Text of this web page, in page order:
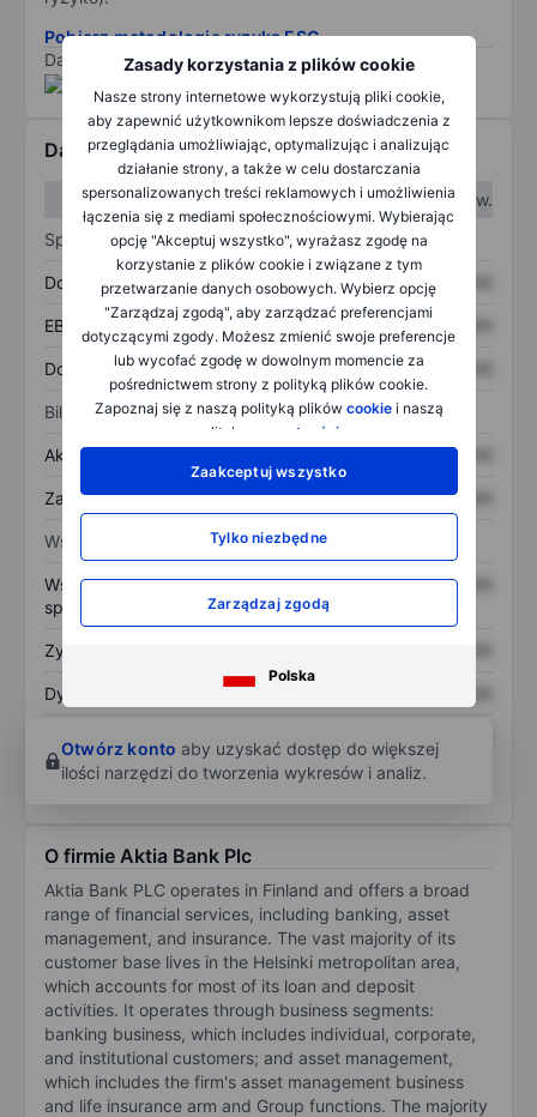
Zasady korzystania z plików cookie
Nasze strony internetowe wykorzystują pliki cookie,
aby zapewnić użytkownikom lepsze doświadczenia z
przeglądania umożliwiając, optymalizując i analizując
działanie strony, a także w celu dostarczania
spersonalizowanych treści reklamowych i umożliwienia
łączenia się z mediami społecznościowymi. Wybierając
opcję "Akceptuj wszystko", wyrażasz zgodę na
korzystanie z plików cookie i związane z tym
przetwarzanie danych osobowych. Wybierz opcję
"Zarządzaj zgodą", aby zarządzać preferencjami
dotyczącymi zgody. Możesz zmienić swoje preferencje
lub wycofać zgodę w dowolnym momencie za
pośrednictwem strony z polityką plików cookie.
Zapoznaj się z naszą polityką plików cookiei naszą
polityką
prywatności
Zaakceptuj wszystko
Tylko niezbędne
Zarządzaj zgodą
Polska
Pobierz metodologię ryzyka ESG.
Dane dostarczone przez
/
Dane finansowe
W I kw.
W II kw.
Sprawozdanie z zysków
Dochód XXXXXXX XXXXXXX
EBITDA XXXXXXX
Dochód netto XXXXXXX XXXXXXX
Bilans
Aktywa ogółem XXXXXXX
Zadłużenie ogółem XXXXXXX XXXXXXX
Wskaźniki
Współczynnik cena do
sprzedaży
XXXXXXX XXXXXXX
Zysk na akcję
Dywidenda na akcję
własnego
Otwórz konto aby uzyskać dostęp do większej
ilości narzędzi do tworzenia wykresów i analiz.
O firmie Aktia Bank Plc
Aktia Bank PLC operates in Finland and offers a broad
range of financial services, including banking, asset
management, and insurance. The vast majority of its
customer base lives in the Helsinki metropolitan area,
which accounts for most of its loan and deposit
activities. It operates through business segments:
banking business, which includes individual, corporate,
and institutional customers; and asset management,
which includes the firm's asset management business
and life insurance arm and Group functions. The majority